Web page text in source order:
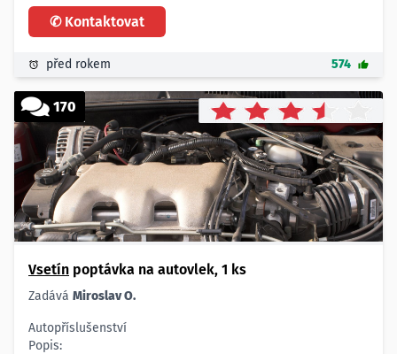
- jedná se o přístroj, který umožňuje přeplátovaný svár a
svařování kedru
Počet:
- 1 ks
Lokalita:
- Vsetín
Doplňující informace:
- nevyžaduji nutně značku Leister
✆ Kontaktovat
před rokem 574
170
Vsetín poptávka na autovlek, 1 ks
Zadává Miroslav O.
Autopříslušenství
Popis: